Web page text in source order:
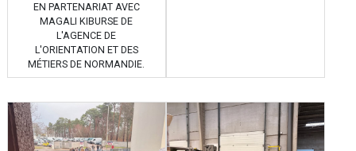
EN PARTENARIAT AVEC
MAGALI KIBURSE DE
L'AGENCE DE
L'ORIENTATION ET DES
MÉTIERS DE NORMANDIE.